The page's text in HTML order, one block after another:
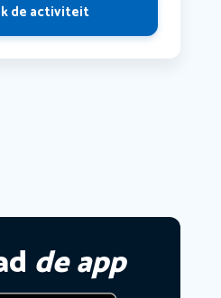
de activiteit
de app